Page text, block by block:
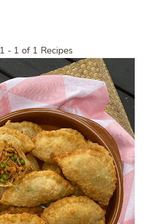
1 - 1 of 1 Recipes